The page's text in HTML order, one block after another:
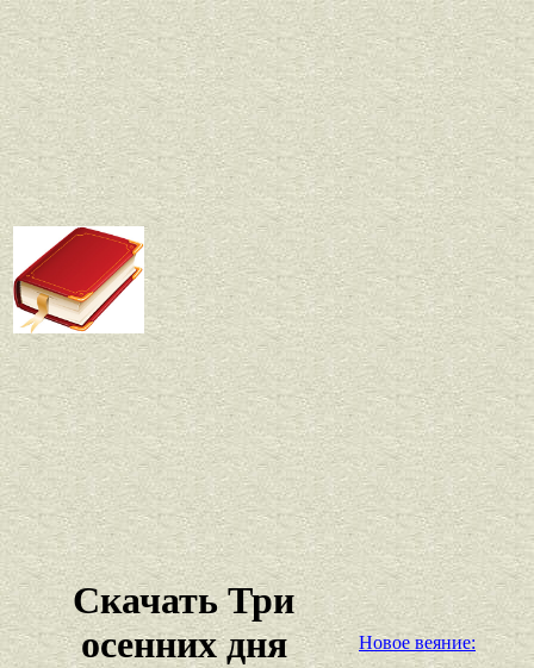
Скачать Три
осенних дня
Новое веяние: